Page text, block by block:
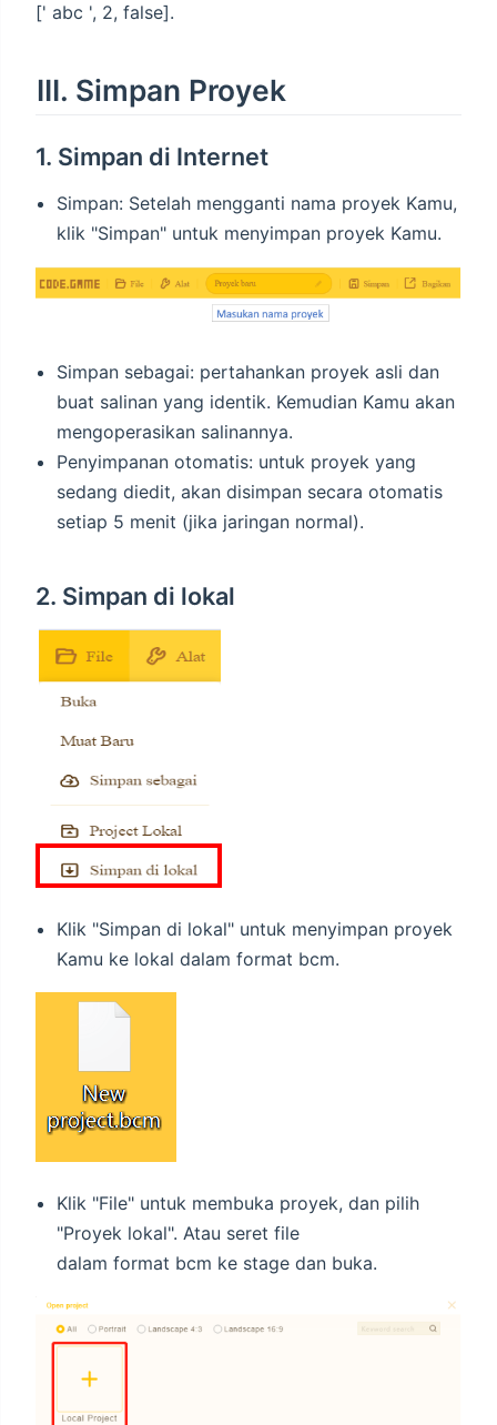
[' abc ', 2, false].
III. Simpan Proyek
1. Simpan di Internet
Simpan: Setelah mengganti nama proyek Kamu,
klik "Simpan" untuk menyimpan proyek Kamu.
Simpan sebagai: pertahankan proyek asli dan
buat salinan yang identik. Kemudian Kamu akan
mengoperasikan salinannya.
Penyimpanan otomatis: untuk proyek yang
sedang diedit, akan disimpan secara otomatis
setiap 5 menit (jika jaringan normal).
2. Simpan di lokal
Klik "Simpan di lokal" untuk menyimpan proyek
Kamu ke lokal dalam format bcm.
Klik "File" untuk membuka proyek, dan pilih
"Proyek lokal". Atau seret file
dalam format bcm ke stage dan buka.